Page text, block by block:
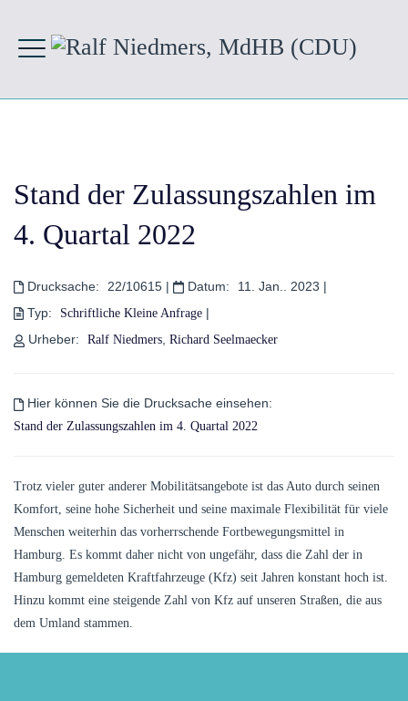
Stand der Zulassungszahlen im
4. Quartal 2022
Drucksache: 22/10615 | Datum: 11. Jan.. 2023 |
Typ:
Schriftliche Kleine Anfrage |
Urheber:
Ralf Niedmers,Richard Seelmaecker
Hier können Sie die Drucksache einsehen:
Stand der Zulassungszahlen im 4. Quartal 2022
Trotz vieler guter anderer Mobilitätsangebote ist das Auto durch seinen
Komfort, seine hohe Sicherheit und seine maximale Flexibilität für viele
Menschen weiterhin das vorherrschende Fortbewegungsmittel in
Hamburg. Es kommt daher nicht von ungefähr, dass die Zahl der in
Hamburg gemeldeten Kraftfahrzeuge (Kfz) seit Jahren konstant hoch ist.
Hinzu kommt eine steigende Zahl von Kfz auf unseren Straßen, die aus
dem Umland stammen.